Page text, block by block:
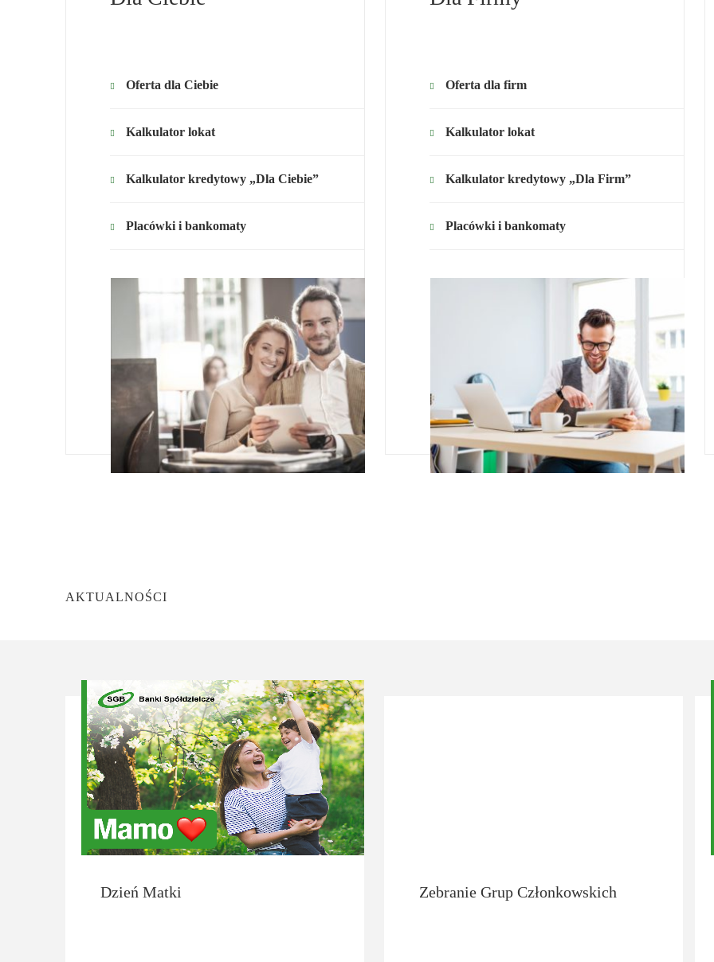
Oferta dla Ciebie
Kalkulator lokat
Kalkulator kredytowy „Dla Ciebie”
Placówki i bankomaty
Oferta dla firm
Kalkulator lokat
Kalkulator kredytowy „Dla Firm”
Placówki i bankomaty
AKTUALNOŚCI
Dzień Matki Zebranie Grup Członkowskich